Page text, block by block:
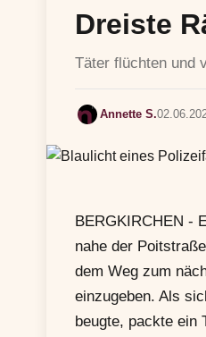
Dreiste
Täter flüchten und
Annette S.
BERGKIRCHEN -
nahe der
dem Weg zum
einzugeben. Als
beugte, packte ein